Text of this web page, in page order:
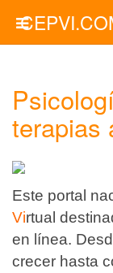
terapias
Este portal
Virtual
en línea.
crecer hasta